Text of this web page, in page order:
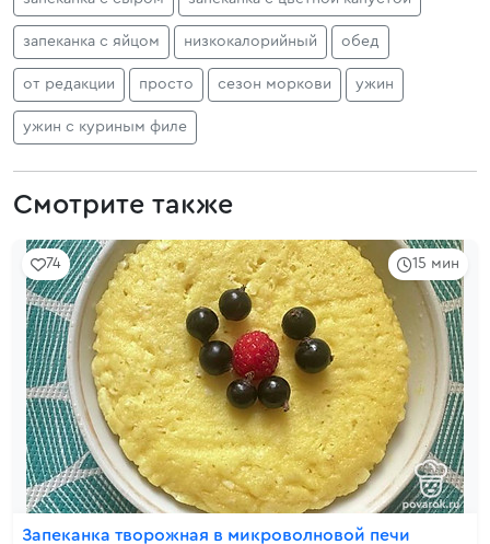
запеканка с яйцом низкокалорийный обед
от редакции просто сезон моркови ужин
ужин с куриным филе
Смотрите также
15 мин
74
Запеканка творожная в микроволновой печи